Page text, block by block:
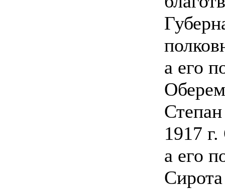
а его
1917
а его